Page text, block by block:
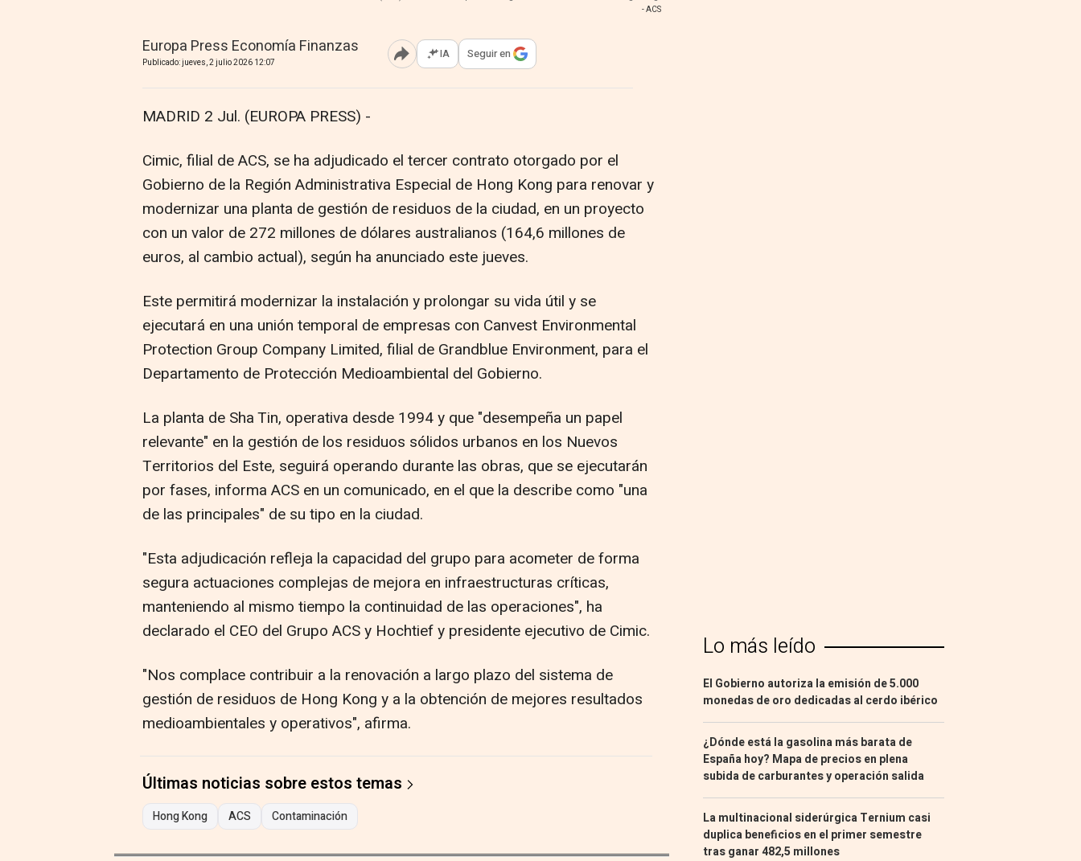
- ACS
Europa Press Economía Finanzas
Publicado: jueves, 2 julio 2026 12:07 Abrir opciones para compartir
IA Seguir en
MADRID 2 Jul. (EUROPA PRESS) -
Cimic, filial de ACS, se ha adjudicado el tercer contrato otorgado por el
Gobierno de la Región Administrativa Especial de Hong Kong para renovar y
modernizar una planta de gestión de residuos de la ciudad, en un proyecto
con un valor de 272 millones de dólares australianos (164,6 millones de
euros, al cambio actual), según ha anunciado este jueves.
Este permitirá modernizar la instalación y prolongar su vida útil y se
ejecutará en una unión temporal de empresas con Canvest Environmental
Protection Group Company Limited, filial de Grandblue Environment, para el
Departamento de Protección Medioambiental del Gobierno.
La planta de Sha Tin, operativa desde 1994 y que "desempeña un papel
relevante" en la gestión de los residuos sólidos urbanos en los Nuevos
Territorios del Este, seguirá operando durante las obras, que se ejecutarán
por fases, informa ACS en un comunicado, en el que la describe como "una
de las principales" de su tipo en la ciudad.
"Esta adjudicación refleja la capacidad del grupo para acometer de forma
segura actuaciones complejas de mejora en infraestructuras críticas,
manteniendo al mismo tiempo la continuidad de las operaciones", ha
declarado el CEO del Grupo ACS y Hochtief y presidente ejecutivo de Cimic.
"Nos complace contribuir a la renovación a largo plazo del sistema de
gestión de residuos de Hong Kong y a la obtención de mejores resultados
medioambientales y operativos", afirma.
Últimas noticias sobre estos temas
Hong Kong ACS Contaminación
Lo más leído
El Gobierno autoriza la emisión de 5.000
monedas de oro dedicadas al cerdo ibérico
¿Dónde está la gasolina más barata de
España hoy? Mapa de precios en plena
subida de carburantes y operación salida
La multinacional siderúrgica Ternium casi
duplica beneficios en el primer semestre
tras ganar 482,5 millones